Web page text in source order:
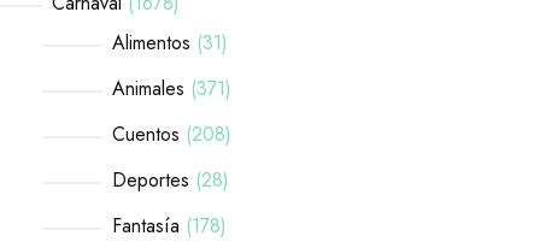
Alimentos 31
Animales 371
Cuentos 208
Deportes 28
Fantasía 178